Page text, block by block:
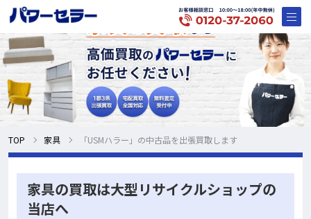
TOP 家具 「USMハラー」の中古品を出張買取します
家具の買取は大型リサイクルショップの
当店へ